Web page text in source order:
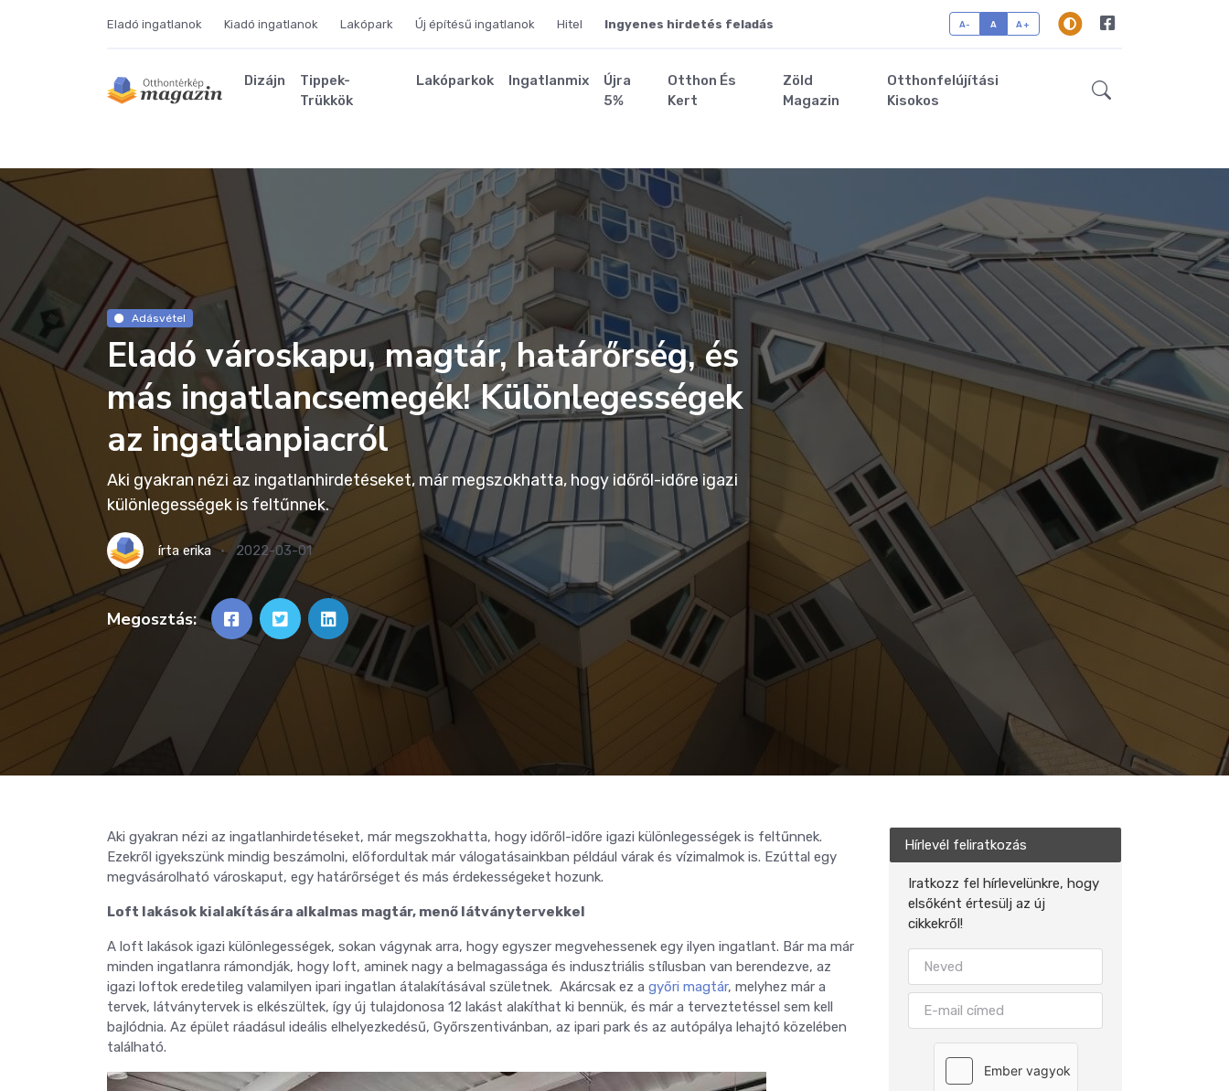
Eladó ingatlanok Kiadó ingatlanok Lakópark Új építésű ingatlanok Hitel Ingyenes hirdetés feladás A- A A+
Dizájn
Tippek-
Trükkök
Lakóparkok Ingatlanmix
Újra
5%
Otthon És
Kert
Zöld
Magazin
Otthonfelújítási
Kisokos
Adásvétel
Eladó városkapu, magtár, határőrség, és
más ingatlancsemegék! Különlegességek
az ingatlanpiacról
Aki gyakran nézi az ingatlanhirdetéseket, már megszokhatta, hogy időről-időre igazi
különlegességek is feltűnnek.
írtaerika 2022-03-01
Megosztás:
Aki gyakran nézi az ingatlanhirdetéseket, már megszokhatta, hogy időről-időre igazi különlegességek is feltűnnek.
Ezekről igyekszünk mindig beszámolni, előfordultak már válogatásainkban például várak és vízimalmok is. Ezúttal egy
megvásárolható városkaput, egy határőrséget és más érdekességeket hozunk.
Loft lakások kialakítására alkalmas magtár, menő látványtervekkel
A loft lakások igazi különlegességek, sokan vágynak arra, hogy egyszer megvehessenek egy ilyen ingatlant. Bár ma már
minden ingatlanra rámondják, hogy loft, aminek nagy a belmagassága és indusztriális stílusban van berendezve, az
igazi loftok eredetileg valamilyen ipari ingatlan átalakításával születnek. Akárcsak ez a győri magtár, melyhez már a
tervek, látványtervek is elkészültek, így új tulajdonosa 12 lakást alakíthat ki bennük, és már a terveztetéssel sem kell
bajlódnia. Az épület ráadásul ideális elhelyezkedésű, Győrszentivánban, az ipari park és az autópálya lehajtó közelében
található.
Hírlevél feliratkozás
Iratkozz fel hírlevelünkre, hogy
elsőként értesülj az új
cikkekről!